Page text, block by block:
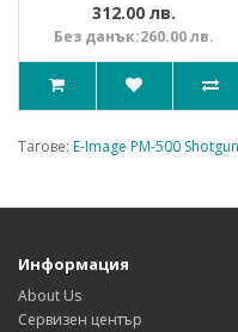
312.00 лв.
Без данък:260.00 лв.
Тагове: E-Image PM-500
Информация
About Us
Сервизен център